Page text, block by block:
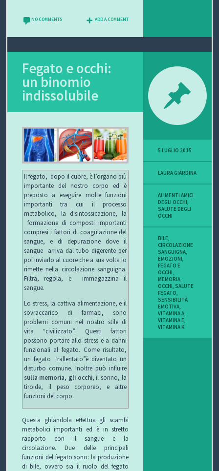
NO COMMENTS ADD A COMMENT
Fegato e occhi:
un binomio
indissolubile
Il fegato, dopo il cuore, è l’organo più
importante del nostro corpo ed è
preposto a eseguire molte funzioni
importanti tra cui il processo
metabolico, la disintossicazione, la
formazione di composti importanti
compresi i fattori di coagulazione del
sangue, e di depurazione dove il
sangue arriva dal tubo digerente per
poi inviarlo al cuore che a sua volta lo
rimette nella circolazione sanguigna.
Filtra, regola, e immagazzina il
sangue.
Lo stress, la cattiva alimentazione, e il
sovraccarico di farmaci, sono
problemi comuni nel nostro stile di
vita “civilizzato”. Questi fattori
possono portare allo stress e a danni
funzionali al fegato. Come risultato,
un fegato “rallentato”è diventato un
disturbo comune. Inoltre può influire
sulla memoria, gli occhi, il sonno, la
tiroide, il peso corporeo, e altre
funzioni del corpo.
Questa ghiandola effettua gli scambi
metabolici importanti ed è in stretto
rapporto con il sangue e la
circolazione. Due delle principali
funzioni del fegato sono: la produzione
di bile, ovvero sia il ruolo del fegato
5 LUGLIO 2015
LAURA GIARDINA
ALIMENTI AMICI
DEGLI OCCHI,
SALUTE DEGLI
OCCHI
BILE,
CIRCOLAZIONE
SANGUIGNA,
EMOZIONI,
FEGATO E
OCCHI,
MEMORIA,
OCCHI,SALUTE
FEGATO,
SENSIBILITÀ
EMOTIVA,
VITAMINA A,
VITAMINA E,
VITAMINA K